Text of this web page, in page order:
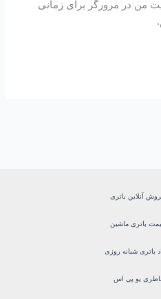
من در مرورگر برای زمانی
آنلاین باتری
باتری ماشین
باتری شبانه روزی
باطری یو پی اس